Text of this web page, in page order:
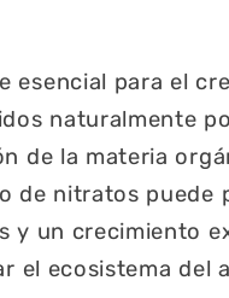
esencial para el
naturalmente
de la materia
de nitratos puede
y un crecimiento
el ecosistema del